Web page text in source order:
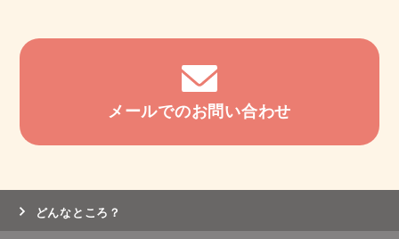
メールでのお問い合わせ
どんなところ？